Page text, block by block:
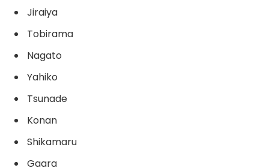
Jiraiya
Tobirama
Nagato
Yahiko
Tsunade
Konan
Shikamaru
Gaara